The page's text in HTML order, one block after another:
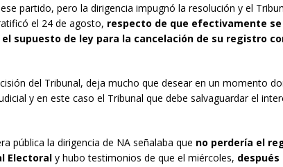
partido, pero la dirigencia impugnó la resolución y el
el 24 de agosto, respecto de que efectivamente
el supuesto de ley para la cancelación de su registro
del Tribunal, deja mucho que desear en un momento
y en este caso el Tribunal que debe salvaguardar el
pública la dirigencia de NA señalaba que no perdería el
Electoral y hubo testimonios de que el miércoles, después